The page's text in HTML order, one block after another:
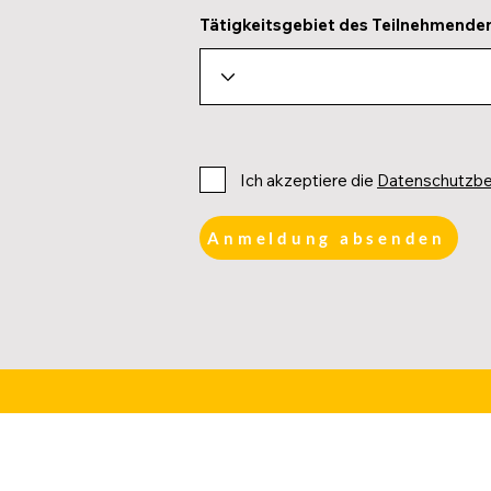
Tätigkeitsgebiet des
Ich akzeptiere die
Anmeldung absenden